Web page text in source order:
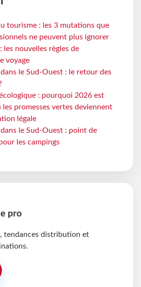
tourisme : les 3 mutations que
ne peuvent plus ignorer
les nouvelles règles de
voyage
dans le Sud-Ouest : le retour des
: pourquoi 2026 est
les promesses vertes deviennent
légale
dans le Sud-Ouest : point de
les campings
pro
tendances distribution et